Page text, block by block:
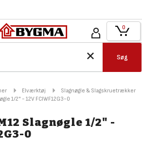
Søg
0
Elværktøj
Slagnøgle & Slagskruetrækker
1/2" - 12V FCIWF12G3-0
Slagnøgle 1/2" -
0